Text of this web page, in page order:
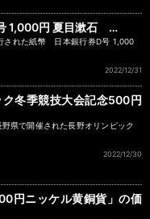
1,000円 夏目漱石 …
された紙幣 日本銀行券D号 1,000
2022/12/31
冬季競技大会記念500円
県で開催された長野オリンピック
2022/12/30
円ニッケル黄銅貨」の価